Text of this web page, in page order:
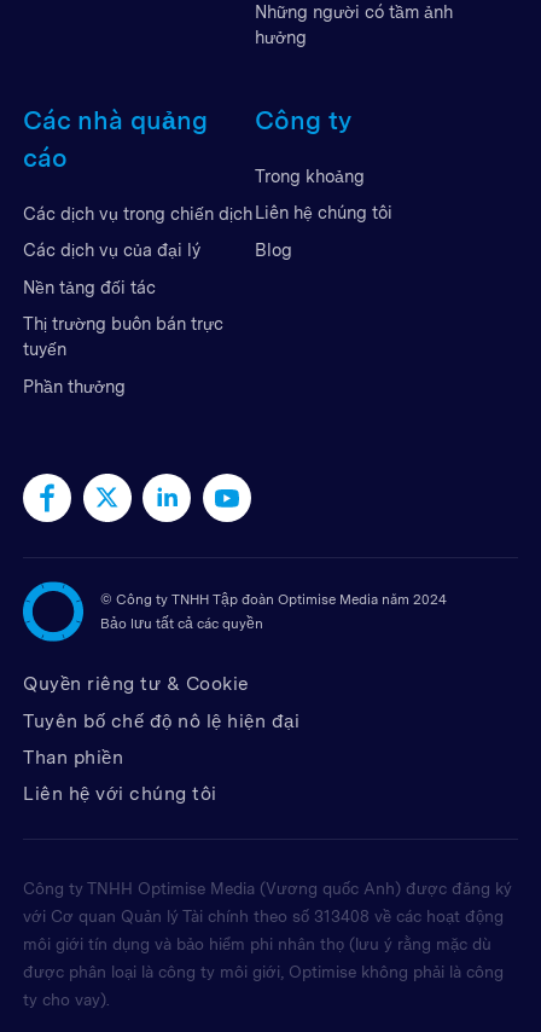
Những người có tầm ảnh
hưởng
Các nhà quảng
cáo
Các dịch vụ trong chiến dịch
Các dịch vụ của đại lý
Nền tảng đối tác
Thị trường buôn bán trực
tuyến
Phần thưởng
Công ty
Trong khoảng
Liên hệ chúng tôi
Blog
© Công ty TNHH Tập đoàn Optimise Media năm 2024
Bảo lưu tất cả các quyền
Quyền riêng tư & Cookie
Tuyên bố chế độ nô lệ hiện đại
Than phiền
Liên hệ với chúng tôi
Công ty TNHH Optimise Media (Vương quốc Anh) được đăng ký
với Cơ quan Quản lý Tài chính theo số 313408 về các hoạt động
môi giới tín dụng và bảo hiểm phi nhân thọ (lưu ý rằng mặc dù
được phân loại là công ty môi giới, Optimise không phải là công
ty cho vay).